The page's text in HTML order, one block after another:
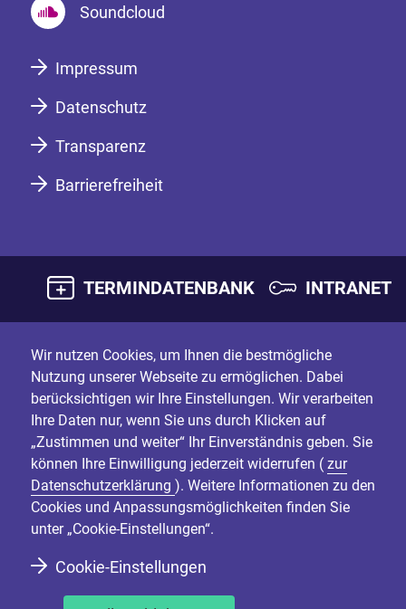
Soundcloud
Impressum
Datenschutz
Transparenz
Barrierefreiheit
TERMINDATENBANK INTRANET
Wir nutzen Cookies, um Ihnen die bestmögliche
Nutzung unserer Webseite zu ermöglichen. Dabei
berücksichtigen wir Ihre Einstellungen. Wir verarbeiten
Ihre Daten nur, wenn Sie uns durch Klicken auf
„Zustimmen und weiter“ Ihr Einverständnis geben. Sie
können Ihre Einwilligung jederzeit widerrufen ( zur
Datenschutzerklärung ). Weitere Informationen zu den
Cookies und Anpassungsmöglichkeiten finden Sie
unter „Cookie-Einstellungen“.
Cookie-Einstellungen